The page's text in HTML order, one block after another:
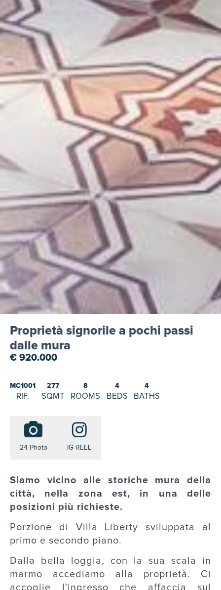
Proprietà signorile a pochi passi
dalle mura
€ 920.000
MC1001
RIF.
277
SQMT
8
ROOMS
4
BEDS
4
BATHS
24 Photo IG REEL
Siamo vicino alle storiche mura della
città, nella zona est, in una delle
posizioni più richieste.
Porzione di Villa Liberty sviluppata al
primo e secondo piano.
Dalla bella loggia, con la sua scala in
marmo accediamo alla proprietà. Ci
accoglie l'ingresso che affaccia sul